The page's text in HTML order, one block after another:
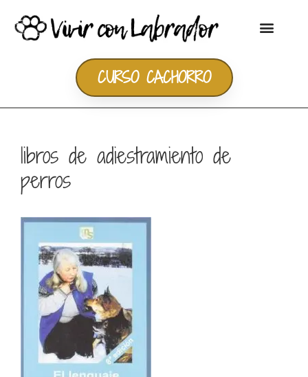
CURSO CACHORRO
libros de adiestramiento de
perros